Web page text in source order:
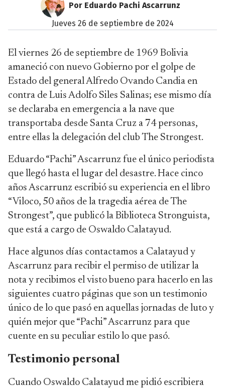
Por Eduardo Pachi Ascarrunz
jueves 26 de septiembre de 2024
El viernes 26 de septiembre de 1969 Bolivia
amaneció con nuevo Gobierno por el golpe de
Estado del general Alfredo Ovando Candia en
contra de Luis Adolfo Siles Salinas; ese mismo día
se declaraba en emergencia a la nave que
transportaba desde Santa Cruz a 74 personas,
entre ellas la delegación del club The Strongest.
Eduardo “Pachi” Ascarrunz fue el único periodista
que llegó hasta el lugar del desastre. Hace cinco
años Ascarrunz escribió su experiencia en el libro
“Viloco, 50 años de la tragedia aérea de The
Strongest”, que publicó la Biblioteca Stronguista,
que está a cargo de Oswaldo Calatayud.
Hace algunos días contactamos a Calatayud y
Ascarrunz para recibir el permiso de utilizar la
nota y recibimos el visto bueno para hacerlo en las
siguientes cuatro páginas que son un testimonio
único de lo que pasó en aquellas jornadas de luto y
quién mejor que “Pachi” Ascarrunz para que
cuente en su peculiar estilo lo que pasó.
Testimonio personal
Cuando Oswaldo Calatayud me pidió escribiera